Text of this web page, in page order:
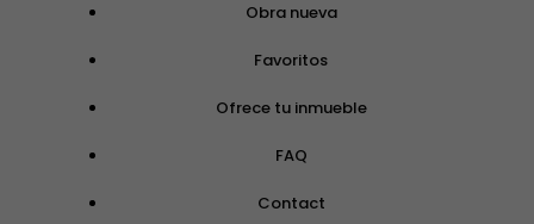
Obra nueva
Favoritos
Ofrece tu inmueble
FAQ
Contact